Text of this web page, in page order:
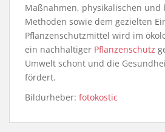
Maßnahmen, physikalischen und
Methoden sowie dem gezielten
Pflanzenschutzmittel wird im
ein nachhaltiger Pflanzenschutz
Umwelt schont und die
fördert.
Bildurheber: fotokostic